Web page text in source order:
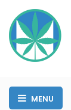
MENU